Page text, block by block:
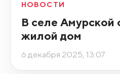
НОВОСТИ
В селе Амурской
жилой дом
6 декабря 2025, 13:07